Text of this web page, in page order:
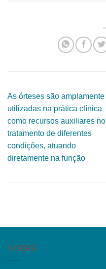
As órteses são amplamente
utilizadas na prática clínica
como recursos auxiliares no
tratamento de diferentes
condições, atuando
diretamente na função
SOBRE